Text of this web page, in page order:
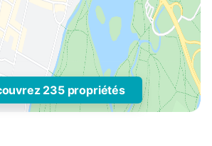
235 propriétés